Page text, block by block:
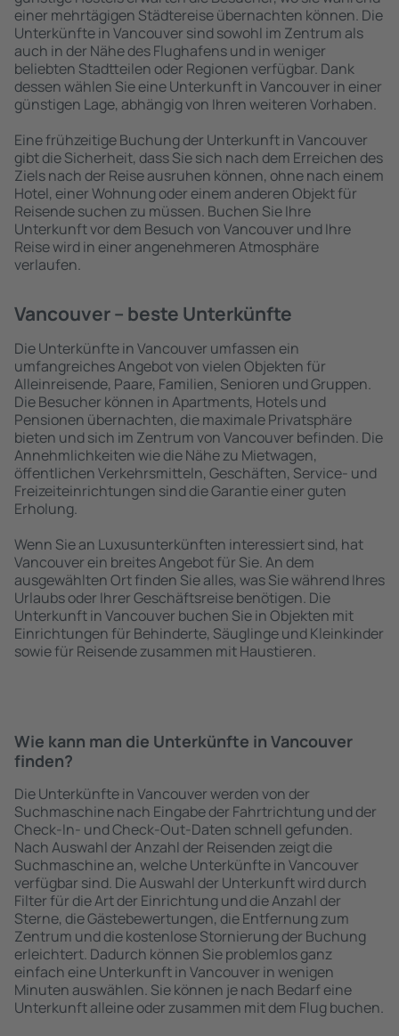
einer mehrtägigen Städtereise übernachten können. Die
Unterkünfte in Vancouver sind sowohl im Zentrum als
auch in der Nähe des Flughafens und in weniger
beliebten Stadtteilen oder Regionen verfügbar. Dank
dessen wählen Sie eine Unterkunft in Vancouver in einer
günstigen Lage, abhängig von Ihren weiteren Vorhaben.
Eine frühzeitige Buchung der Unterkunft in Vancouver
gibt die Sicherheit, dass Sie sich nach dem Erreichen des
Ziels nach der Reise ausruhen können, ohne nach einem
Hotel, einer Wohnung oder einem anderen Objekt für
Reisende suchen zu müssen. Buchen Sie Ihre
Unterkunft vor dem Besuch von Vancouver und Ihre
Reise wird in einer angenehmeren Atmosphäre
verlaufen.
Vancouver – beste Unterkünfte
Die Unterkünfte in Vancouver umfassen ein
umfangreiches Angebot von vielen Objekten für
Alleinreisende, Paare, Familien, Senioren und Gruppen.
Die Besucher können in Apartments, Hotels und
Pensionen übernachten, die maximale Privatsphäre
bieten und sich im Zentrum von Vancouver befinden. Die
Annehmlichkeiten wie die Nähe zu Mietwagen,
öffentlichen Verkehrsmitteln, Geschäften, Service- und
Freizeiteinrichtungen sind die Garantie einer guten
Erholung.
Wenn Sie an Luxusunterkünften interessiert sind, hat
Vancouver ein breites Angebot für Sie. An dem
ausgewählten Ort finden Sie alles, was Sie während Ihres
Urlaubs oder Ihrer Geschäftsreise benötigen. Die
Unterkunft in Vancouver buchen Sie in Objekten mit
Einrichtungen für Behinderte, Säuglinge und Kleinkinder
sowie für Reisende zusammen mit Haustieren.
Wie kann man die Unterkünfte in Vancouver
finden?
Die Unterkünfte in Vancouver werden von der
Suchmaschine nach Eingabe der Fahrtrichtung und der
Check-In- und Check-Out-Daten schnell gefunden.
Nach Auswahl der Anzahl der Reisenden zeigt die
Suchmaschine an, welche Unterkünfte in Vancouver
verfügbar sind. Die Auswahl der Unterkunft wird durch
Filter für die Art der Einrichtung und die Anzahl der
Sterne, die Gästebewertungen, die Entfernung zum
Zentrum und die kostenlose Stornierung der Buchung
erleichtert. Dadurch können Sie problemlos ganz
einfach eine Unterkunft in Vancouver in wenigen
Minuten auswählen. Sie können je nach Bedarf eine
Unterkunft alleine oder zusammen mit dem Flug buchen.